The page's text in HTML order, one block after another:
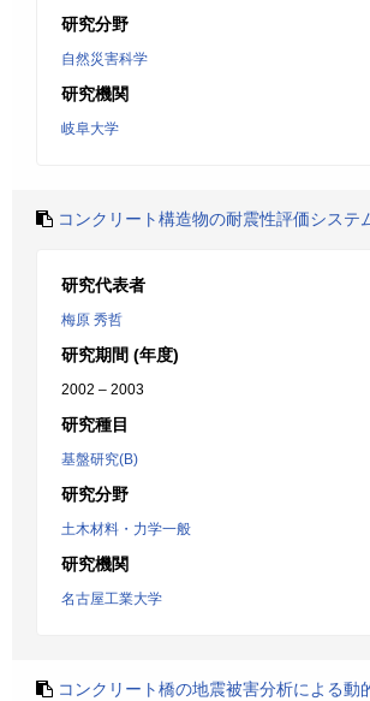
研究分野
自然災害科学
研究機関
岐阜大学
コンクリート構造物の耐震性評価システ
研究代表者
梅原 秀哲
研究期間 (年度)
2002 – 2003
研究種目
基盤研究(B)
研究分野
土木材料・力学一般
研究機関
名古屋工業大学
コンクリート橋の地震被害分析による動